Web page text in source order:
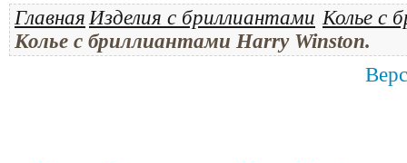
Главная Изделия с бриллиантами Колье с
Колье с бриллиантами Harry Winston.